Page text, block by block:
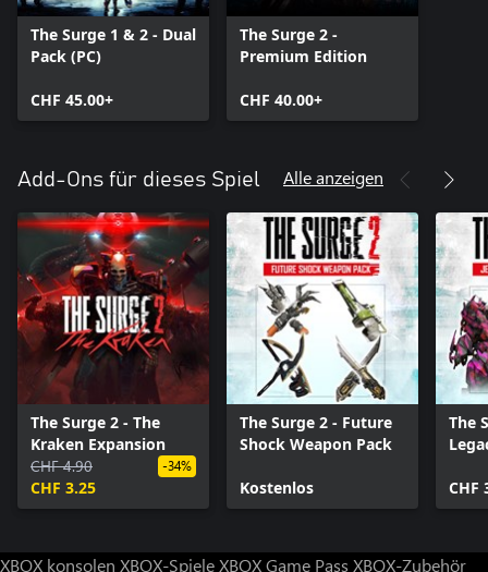
The Surge 1 & 2 - Dual
Pack (PC)
CHF 45.00+
The Surge 2 -
Premium Edition
CHF 40.00+
Add-Ons für dieses Spiel Alle anzeigen
The Surge 2 - The
Kraken Expansion
CHF 4.90
CHF 3.25
-34%
The Surge 2 - Future
Shock Weapon Pack
Kostenlos
The
CHF
XBOX konsolen XBOX-SpieleXBOX Game Pass XBOX-Zubehör